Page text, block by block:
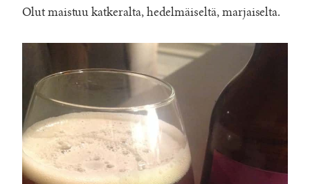
Olut maistuu katkeralta, hedelmäiseltä, marjaiselta.